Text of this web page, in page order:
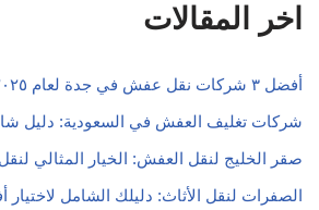
اخر المقالات
أفضل ٣ شركات نقل عفش في جدة لعام ٢٠٢٥ م
شركات تغليف العفش في السعودية: دليل
صقر الخليج لنقل العفش: الخيار المثالي
الصفرات لنقل الأثاث: دليلك الشامل